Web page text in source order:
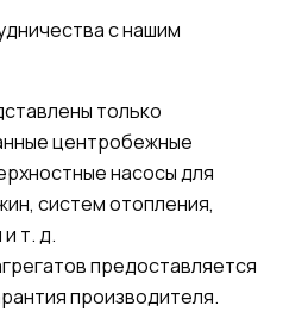
с нашим
только
центробежные
насосы для
, системотопления,
и т. д.
предоставляется
производителя.